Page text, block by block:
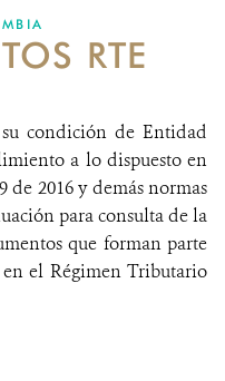
COMUNICACIÓN
Y RECLAMOS
RTE
condición de Entidad
a lo dispuesto en
de 2016 y demás normas
para consulta de la
que forman parte
el Régimen Tributario